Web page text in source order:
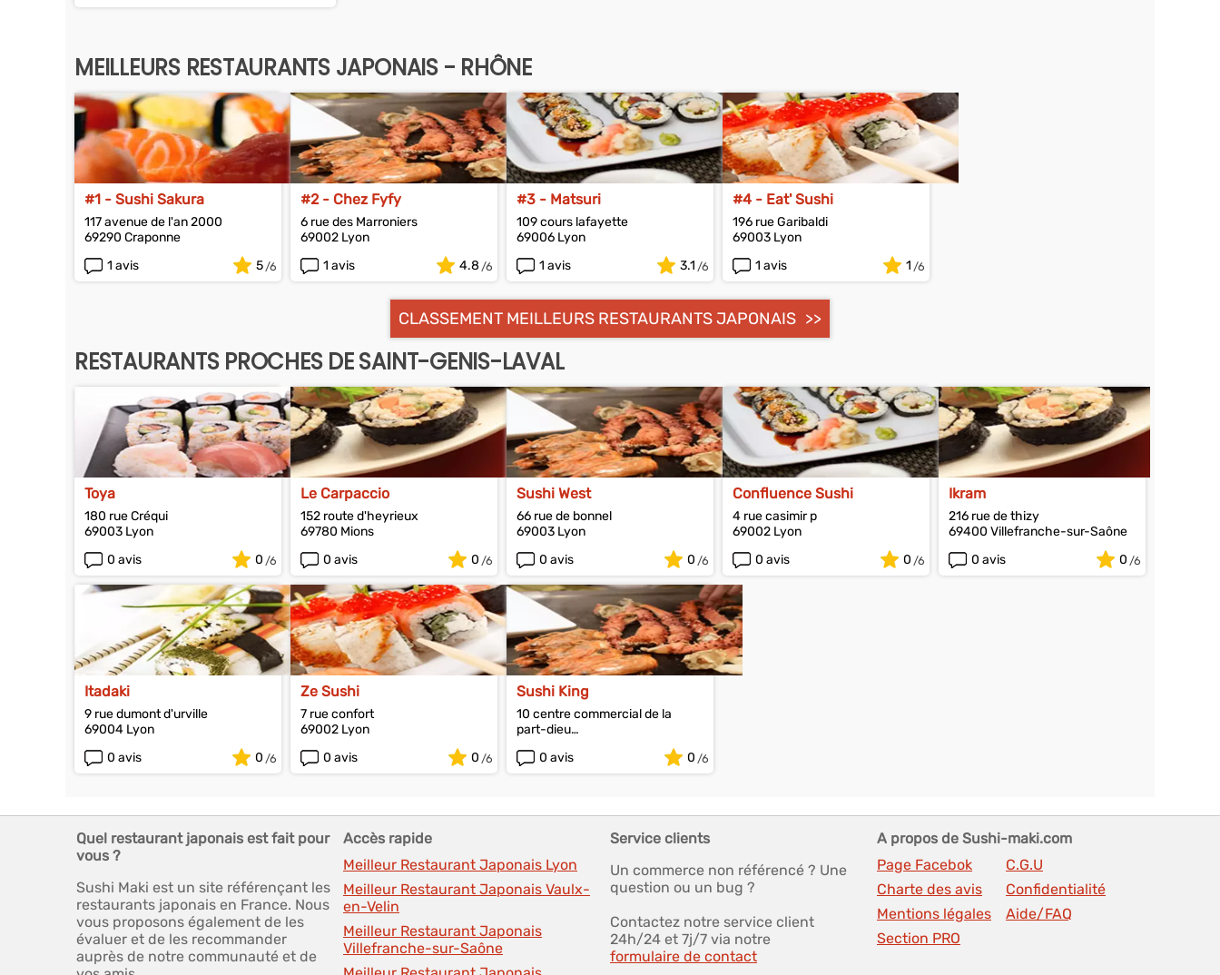
MEILLEURS RESTAURANTS JAPONAIS - RHÔNE
#1 - Sushi Sakura
117 avenue de l'an 2000
69290 Craponne
1 avis
5
#2 - Chez Fyfy
6 rue des Marroniers
69002 Lyon
1 avis
4.8
#3 - Matsuri
109 cours lafayette
69006 Lyon
1 avis
3.1
#4 - Eat' Sushi
196 rue Garibaldi
69003 Lyon
1 avis
1
CLASSEMENT MEILLEURS RESTAURANTS JAPONAIS
RESTAURANTS PROCHES DE SAINT-GENIS-LAVAL
Toya
180 rue Créqui
69003 Lyon
0 avis
0
Le Carpaccio
152 route d'heyrieux
69780 Mions
0 avis
0
Sushi West
66 rue de bonnel
69003 Lyon
0 avis
0
Confluence Sushi
4 rue casimir p
69002 Lyon
0 avis
0
Ikram
216 rue de thizy
69400 Villefranche-sur-Saône
0 avis
0
Itadaki
9 rue dumont d'urville
69004 Lyon
0 avis
0
Ze Sushi
7 rue confort
69002 Lyon
0 avis
0
Sushi King
10 centre commercial de la
part-dieu
0 avis 0
Quel restaurant japonais est fait pour
vous ?
Sushi Maki est un site référençant les
restaurants japonais en France. Nous
vous proposons également de les
évaluer et de les recommander
auprès de notre communauté et de
Accès rapide
Meilleur Restaurant Japonais Lyon
Meilleur Restaurant Japonais Vaulx-
en-Velin
Meilleur Restaurant Japonais
Villefranche-sur-Saône
Service clients
Un commerce non référencé ? Une
question ou un bug ?
Contactez notre service client
24h/24 et 7j/7 via notre
formulaire de contact
A propos de Sushi-maki.com
Page Facebok
C.G.U
Charte des avis
Confidentialité
Mentions légales
Aide/FAQ
Section PRO